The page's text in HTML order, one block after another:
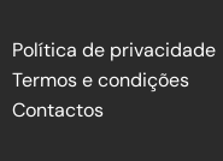
Política de privacidade
Termos e condições
Contactos